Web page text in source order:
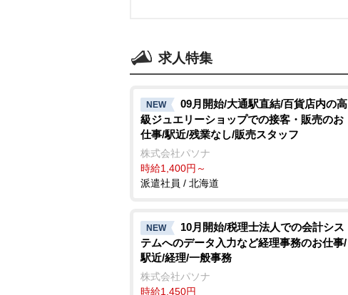
求人特集
NEW
09月開始/大通駅直結/百貨店内の高
級ジュエリーショップでの接客・販売のお
仕事/駅近/残業なし/販売スタッフ
株式会社パソナ
時給1,400円～
派遣社員 / 北海道
NEW
10月開始/税理士法人での会計シス
テムへのデータ入力など経理事務のお仕事/
駅近/経理/一般事務
株式会社パソナ
時給1,450円